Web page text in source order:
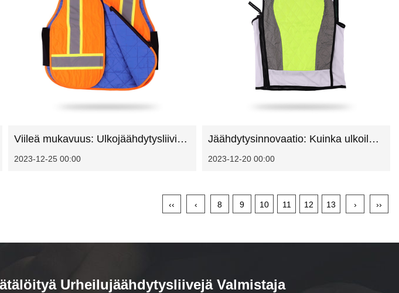
Viileä mukavuus: Ulkojäähdytysliivien olennainen rooli kuumissa ympäristöissä
2023-12-25 00:00
Jäähdytysinnovaatio: Kuinka ulkoilmaliivit mullistavat ulkoilmahoitoa
2023-12-20 00:00
‹‹ ‹ 8 9 10 11 12 13 › ››
Urheilujäähdytysliivejä Valmistaja